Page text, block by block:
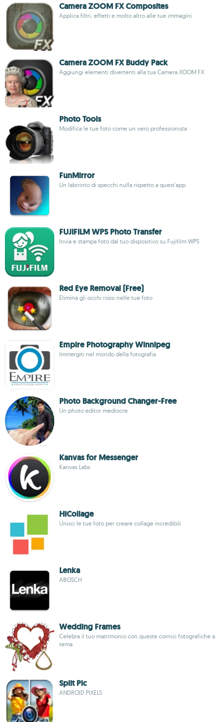
Camera ZOOM FX Composites
Applica filtri, effetti e molto altro alle tue immagini
Camera ZOOM FX Buddy Pack
Aggiungi elementi divertenti alla tua Camera XOOM FX
Photo Tools
Modifica le tue foto come un vero professionista
FunMirror
Un labirinto di specchi nulla rispetto a quest'app
FUJIFILM WPS Photo Transfer
Invia e stampa foto dal tuo dispositivo su Fujifilm WPS
Red Eye Removal (Free)
Elimina gli occhi rossi nelle tue foto
Empire Photography Winnipeg
Immergiti nel mondo della fotografia
Photo Background Changer-Free
Un photo editor mediocre
Kanvas for Messenger
Kanvas Labs
HiCollage
Unisci le tue foto per creare collage incredibili
Lenka
ABOSCH
Wedding Frames
Celebra il tuo matrimonio con queste cornici fotografiche a
tema
Split Pic
ANDROID PIXELS